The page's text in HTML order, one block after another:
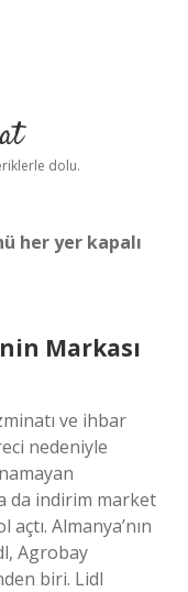
dolu.
her yer kapalı
Markası
ve ihbar
nedeniyle
da indirim market
Almanya’nın
Agrobay
biri. Lidl